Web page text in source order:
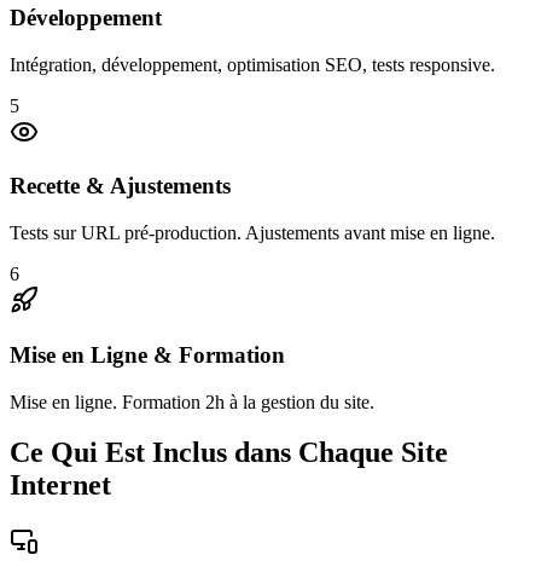
Développement
Intégration, développement, optimisation SEO, tests responsive.
5
Recette & Ajustements
Tests sur URL pré-production. Ajustements avant mise en ligne.
6
Mise en Ligne & Formation
Mise en ligne. Formation 2h à la gestion du site.
Ce Qui Est Inclus dans Chaque Site
Internet